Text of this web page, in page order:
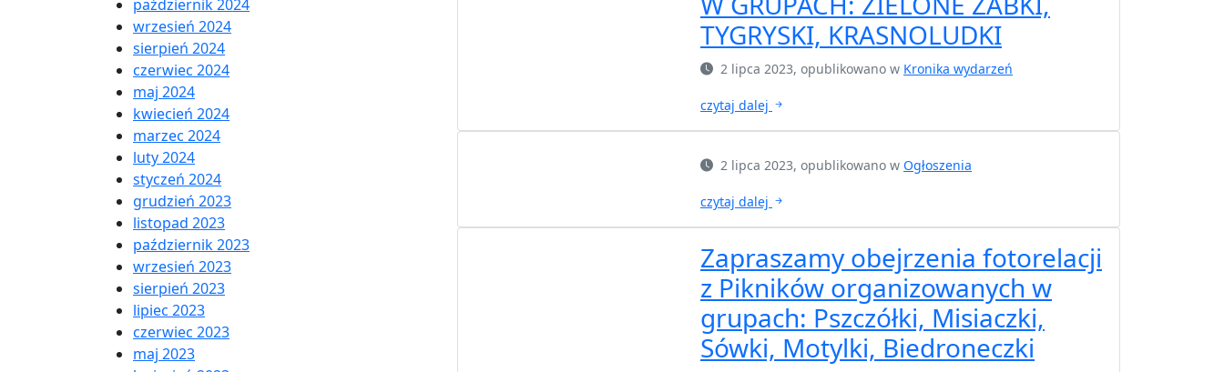
październik 2024
wrzesień 2024
sierpień 2024
czerwiec 2024
maj 2024
kwiecień 2024
marzec 2024
luty 2024
styczeń 2024
grudzień 2023
listopad 2023
październik 2023
wrzesień 2023
sierpień 2023
lipiec 2023
czerwiec 2023
maj 2023
TYGRYSKI, KRASNOLUDKI
2 lipca 2023, opublikowano w Kronika wydarzeń
czytaj dalej
2 lipca 2023, opublikowano w Ogłoszenia
czytaj dalej
Zapraszamy obejrzenia fotorelacji
z Pikników organizowanych w
grupach: Pszczółki, Misiaczki,
Sówki, Motylki, Biedroneczki